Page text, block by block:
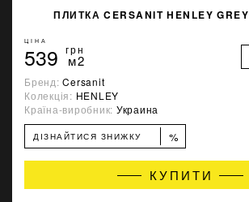
ПЛИТКА CERSANIT HENLEY
ЦІНА
539 грн
м2
Бренд:Cersanit
Колекція: HENLEY
Країна-виробник: Украина
ДІЗНАЙТИСЯ ЗНИЖКУ %
КУПИТИ